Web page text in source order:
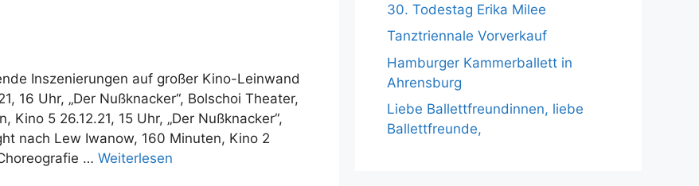
Inszenierungen auf großer Kino-Leinwand
16 Uhr, „Der Nußknacker“, Bolschoi Theater,
5 26.12.21, 15 Uhr, „Der Nußknacker“,
nach Lew Iwanow, 160 Minuten, Kino 2
… Weiterlesen
30. Todestag Erika Milee
Tanztriennale Vorverkauf
Hamburger Kammerballett in
Ahrensburg
Liebe Ballettfreundinnen, liebe
Ballettfreunde,